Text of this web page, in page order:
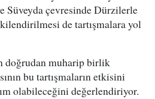
Süveyda çevresinde Dürzilerle
de tartışmalara yol
doğrudan muharip birlik
bu tartışmaların etkisini
olabileceğini değerlendiriyor.